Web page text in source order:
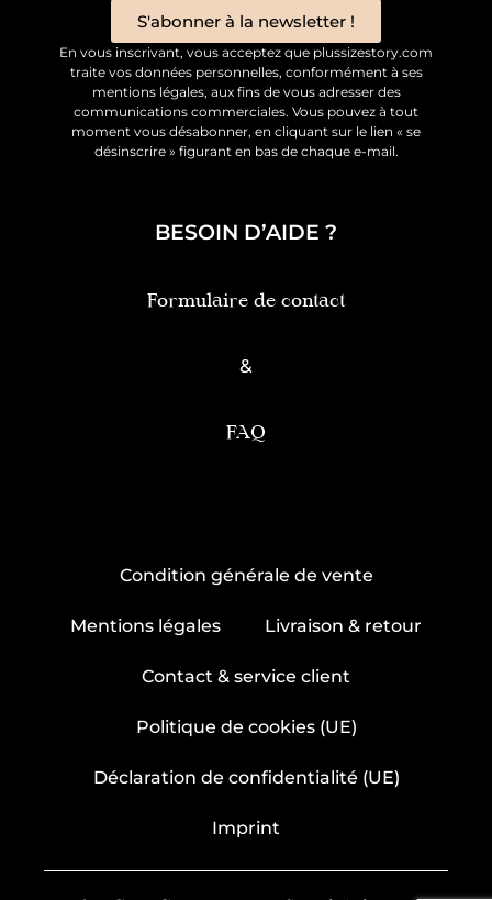
S'abonner à la newsletter !
En vous inscrivant, vous acceptez que plussizestory.com
traite vos données personnelles, conformément à ses
mentions légales, aux fins de vous adresser des
communications commerciales. Vous pouvez à tout
moment vous désabonner, en cliquant sur le lien « se
désinscrire » figurant en bas de chaque e-mail.
BESOIN D’AIDE ?
Formulaire de contact
&
FAQ
Condition générale de vente
Mentions légales Livraison & retour
Contact & service client
Politique de cookies (UE)
Déclaration de confidentialité (UE)
Imprint